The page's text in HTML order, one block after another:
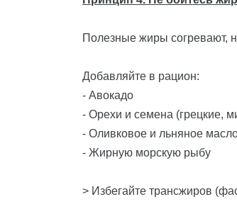
Полезные жиры согревают,
Добавляйте в рацион:
- Авокадо
- Орехи и семена (грецкие,
- Оливковое и льняное
- Жирную морскую рыбу
> Избегайте трансжиров